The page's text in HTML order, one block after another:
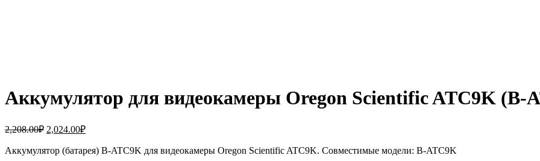
Аккумулятор для видеокамеры Oregon Scientific ATC9K (B-
2,208.00₽ Первоначальная
составляла
2,024.00₽Текущая
2,024.00₽.
Аккумулятор (батарея) B-ATC9K для видеокамеры Oregon Scientific ATC9K. Совместимые модели: B-ATC9K